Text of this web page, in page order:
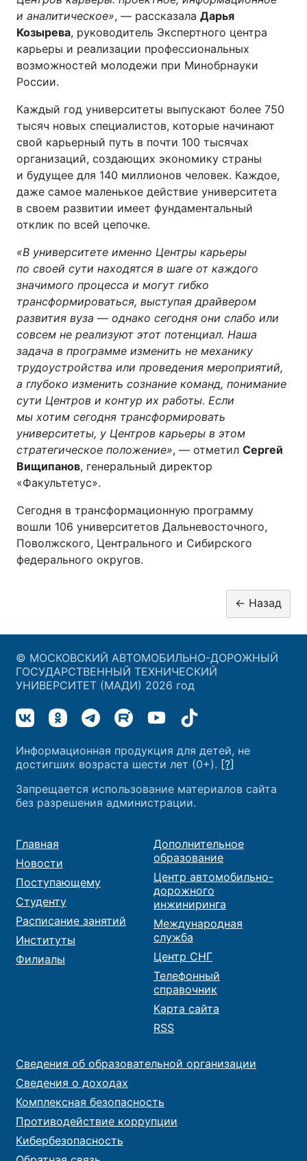
и аналитическое», — рассказала Дарья
Козырева, руководитель Экспертного центра
карьеры и реализации профессиональных
возможностей молодежи при Минобрнауки
России.
Каждый год университеты выпускают более 750
тысяч новых специалистов, которые начинают
свой карьерный путь в почти 100 тысячах
организаций, создающих экономику страны
и будущее для 140 миллионов человек. Каждое,
даже самое маленькое действие университета
в своем развитии имеет фундаментальный
отклик по всей цепочке.
«В университете именно Центры карьеры
по своей сути находятся в шаге от каждого
значимого процесса и могут гибко
трансформироваться, выступая драйвером
развития вуза — однако сегодня они слабо или
совсем не реализуют этот потенциал. Наша
задача в программе изменить не механику
трудоустройства или проведения мероприятий,
а глубоко изменить сознание команд, понимание
сути Центров и контур их работы. Если
мы хотим сегодня трансформировать
университеты, у Центров карьеры в этом
стратегическое положение», — отметил Сергей
Вищипанов, генеральный директор
«Факультетус».
Сегодня в трансформационную программу
вошли 106 университетов Дальневосточного,
Поволжского, Центрального и Сибирского
федерального округов.
© МОСКОВСКИЙ АВТОМОБИЛЬНО-ДОРОЖНЫЙ
ГОСУДАРСТВЕННЫЙ ТЕХНИЧЕСКИЙ
УНИВЕРСИТЕТ (МАДИ) 2026 год
Информационная продукция для детей, не
достигших возраста шести лет (0+). [?]
Запрещается использование материалов сайта
без разрешения администрации.
Главная
Новости
Поступающему
Студенту
Расписание занятий
Институты
Филиалы
Дополнительное
образование
Центр автомобильно-
дорожного
инжиниринга
Международная
служба
Центр СНГ
Телефонный
справочник
Карта сайта
RSS
Сведения об образовательной организации
Сведения о доходах
Комплексная безопасность
Противодействие коррупции
Кибербезопасность